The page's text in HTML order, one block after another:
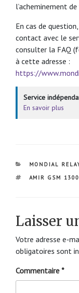
l’acheminement
En cas de
contact avec le
consulter la FAQ
à cette adresse :
https://
Service
En savoir plus
CATÉGORIES
MONDIAL
ÉTIQUETTES
AMIR GSM
Laisser
Votre adresse e-
obligatoires sont
Commentaire *